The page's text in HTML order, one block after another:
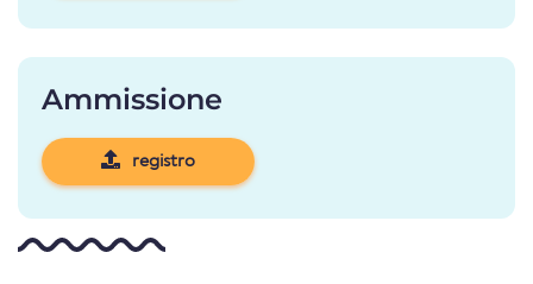
Ammissione
registro